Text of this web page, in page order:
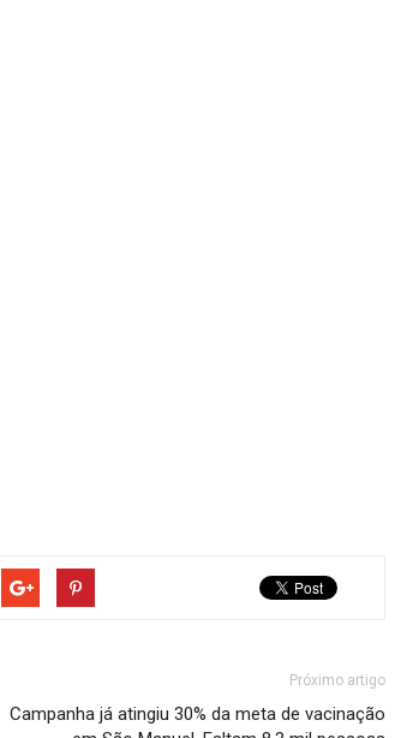
Próximo artigo
Campanha já atingiu 30% da meta de vacinação